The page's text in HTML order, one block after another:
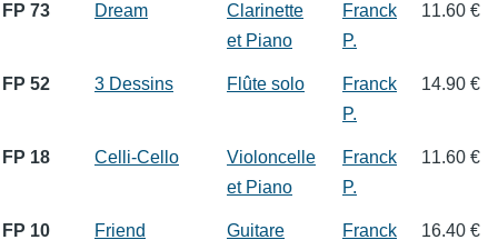
FP 73 Dream
Clarinette
et Piano
Franck
P.
11.60 €
FP 52 3 Dessins Flûte solo
Franck
P.
14.90 €
FP 18 Celli-Cello
Violoncelle
et Piano
Franck
P.
11.60 €
FP 10
Friend
Guitare
Franck
16.40 €